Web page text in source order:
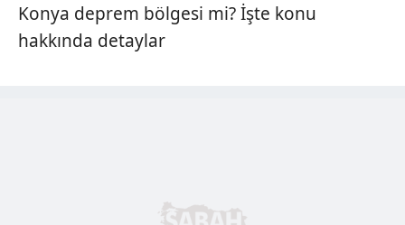
Konya deprem bölgesi mi? İşte konu
hakkında detaylar